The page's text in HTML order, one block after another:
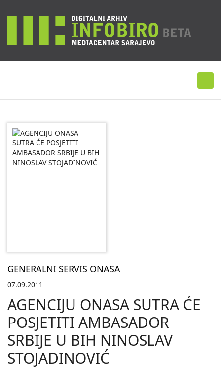
GENERALNI SERVIS ONASA
07.09.2011
AGENCIJU ONASA SUTRA ĆE
POSJETITI AMBASADOR
SRBIJE U BIH NINOSLAV
STOJADINOVIĆ